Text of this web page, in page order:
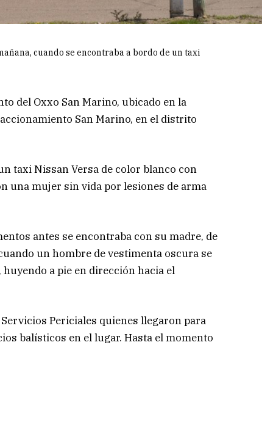
cuando se encontraba a bordo de un taxi
del Oxxo San Marino, ubicado en la
San Marino, en el distrito
taxi Nissan Versa de color blanco con
una mujer sin vida por lesiones de arma
antes se encontraba con su madre, de
un hombre de vestimenta oscura se
a pie en dirección hacia el
Periciales quienes llegaron para
balísticos en el lugar. Hasta el momento